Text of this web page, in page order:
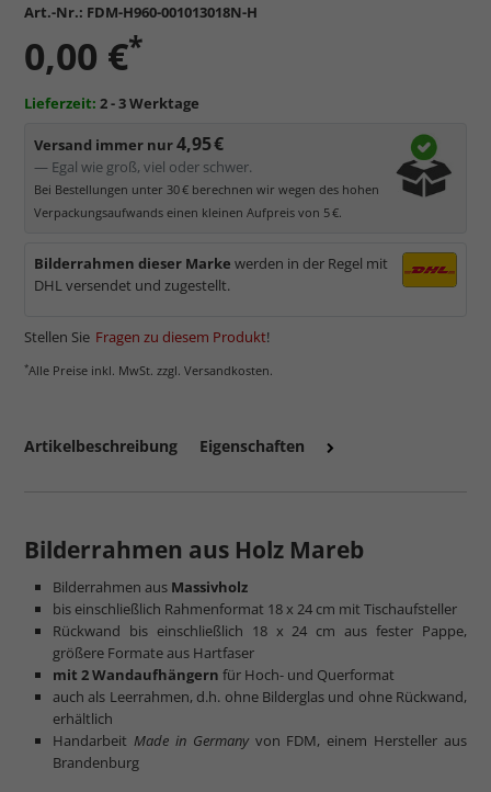
Art.-Nr.: FDM-H960-001013018N-H
0,00 €*
Lieferzeit: 2 - 3 Werktage
Versand immer nur4,95 €
— Egal wie groß, viel oder schwer.
Bei Bestellungen unter 30 € berechnen wir wegen des hohen
Verpackungsaufwands einen kleinen Aufpreis von 5 €.
Bilderrahmen dieser Marke werden in der Regel mit
DHL versendet und zugestellt.
Stellen Sie Fragen zu diesem Produkt!
*Alle Preise inkl. MwSt. zzgl. Versandkosten.
Artikelbeschreibung Eigenschaften
Bilderrahmen aus Holz Mareb
Bilderrahmen aus Massivholz
bis einschließlich Rahmenformat 18 x 24 cm mit Tischaufsteller
Rückwand bis einschließlich 18 x 24 cm aus fester Pappe,
größere Formate aus Hartfaser
mit 2 Wandaufhängern für Hoch- und Querformat
auch als Leerrahmen, d.h. ohne Bilderglas und ohne Rückwand,
erhältlich
Handarbeit Made in Germanyvon FDM, einem Hersteller aus
Brandenburg